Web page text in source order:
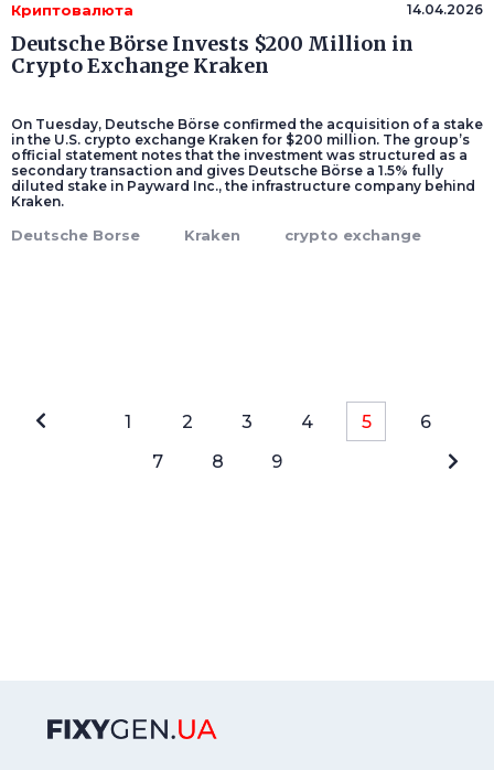
Криптовалюта 14.04.2026
Deutsche Börse Invests $200 Million in
Crypto Exchange Kraken
On Tuesday, Deutsche Börse confirmed the acquisition of a stake
in the U.S. crypto exchange Kraken for $200 million. The group’s
official statement notes that the investment was structured as a
secondary transaction and gives Deutsche Börse a 1.5% fully
diluted stake in Payward Inc., the infrastructure company behind
Kraken.
Deutsche Borse Kraken crypto exchange
1 2 3 4 5
6
7
8 9